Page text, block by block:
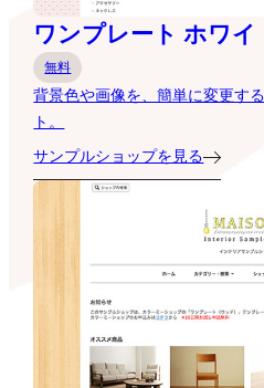
ワンプレート ホワイ
無料
背景色や画像を、簡単に変更す
ト。
サンプルショップを見る